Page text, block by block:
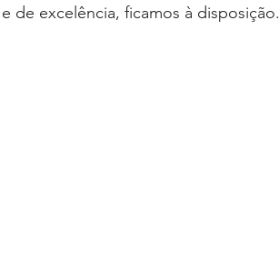
de excelência, ficamos à disposição.